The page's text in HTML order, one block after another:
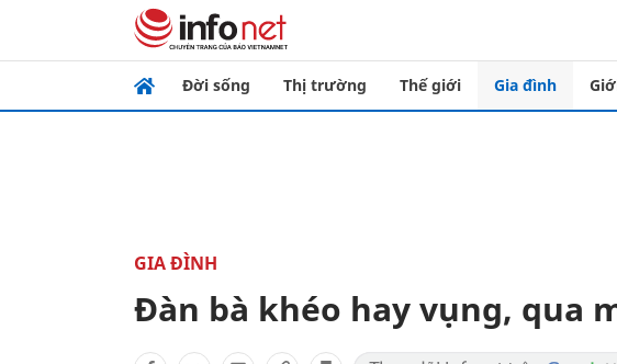
Đời sống Thị trường Thế giới Gia đình
GIA ĐÌNH
Đàn bà khéo hay vụng, qua